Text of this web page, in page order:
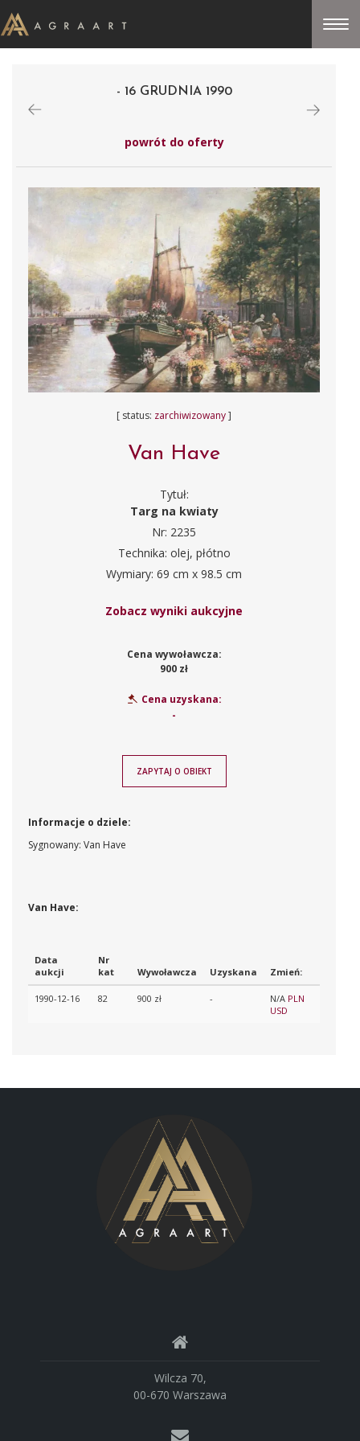
- 16 GRUDNIA 1990
powrót do oferty
[ status: zarchiwizowany]
Van Have
Tytuł:
Targ na kwiaty
Nr: 2235
Technika: olej, płótno
Wymiary: 69 cm x 98.5 cm
Zobacz wyniki aukcyjne
Cena wywoławcza:
900 zł
Cena uzyskana:
-
ZAPYTAJ O OBIEKT
Informacje o dziele:
Sygnowany: Van Have
Van Have:
Data
aukcji
Nr
kat
Wywoławcza Uzyskana Zmień:
1990-12-16 82 900 zł - N/A PLN
USD
Wilcza 70,
00-670 Warszawa